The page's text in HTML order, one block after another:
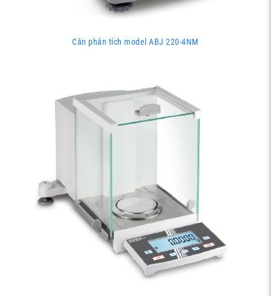
Cân phân tích model ABJ 220-4NM